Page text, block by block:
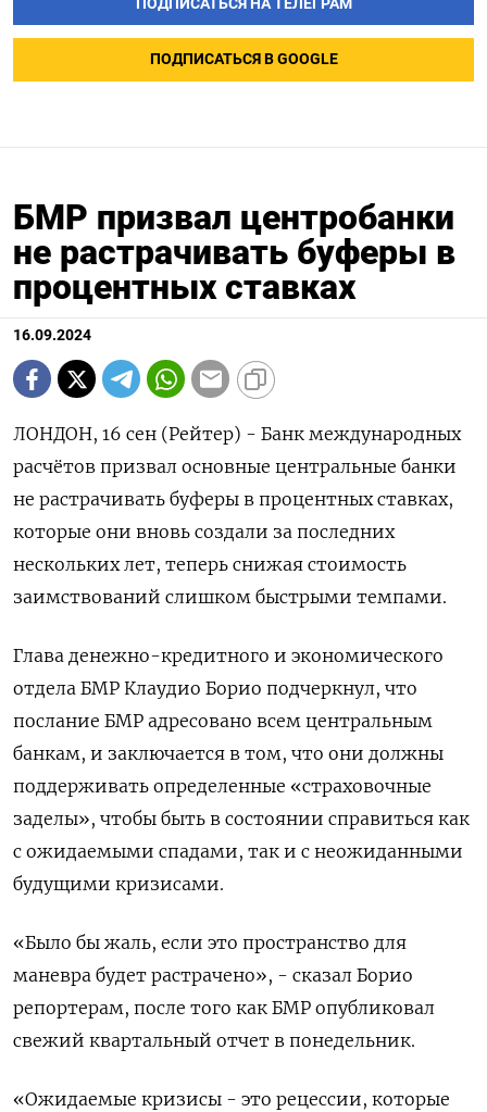
ПОДПИСАТЬСЯ В GOOGLE
БМР призвал центробанки
не растрачивать буферы в
процентных ставках
16.09.2024
ЛОНДОН, 16 сен (Рейтер) - Банк международных
расчётов призвал основные центральные банки
не растрачивать буферы в процентных ставках,
которые они вновь создали за последних
нескольких лет, теперь снижая стоимость
заимствований слишком быстрыми темпами.
Глава денежно-кредитного и экономического
отдела БМР Клаудио Борио подчеркнул, что
послание БМР адресовано всем центральным
банкам, и заключается в том, что они должны
поддерживать определенные «страховочные
заделы», чтобы быть в состоянии справиться как
с ожидаемыми спадами, так и с неожиданными
будущими кризисами.
«Было бы жаль, если это пространство для
маневра будет растрачено», - сказал Борио
репортерам, после того как БМР опубликовал
свежий квартальный отчет в понедельник.
«Ожидаемые кризисы - это рецессии, которые